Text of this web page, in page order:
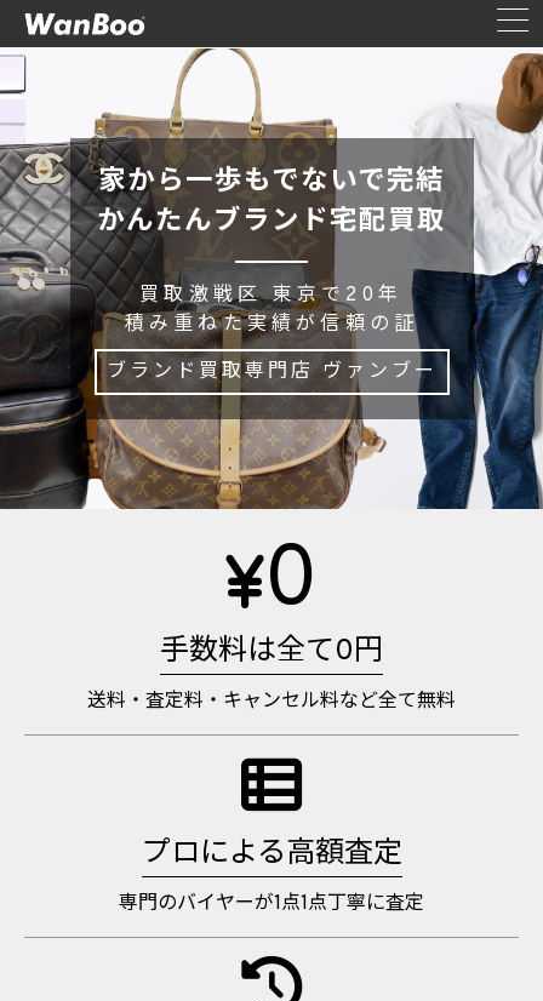
家から一歩もでないで完結
かんたんブランド宅配買取
買取激戦区 東京で20年
積み重ねた実績が信頼の証
ブランド買取専門店 ヴァンブー
0
手数料は全て0円
送料・査定料・キャンセル料など全て無料
プロによる高額査定
専門のバイヤーが1点1点丁寧に査定